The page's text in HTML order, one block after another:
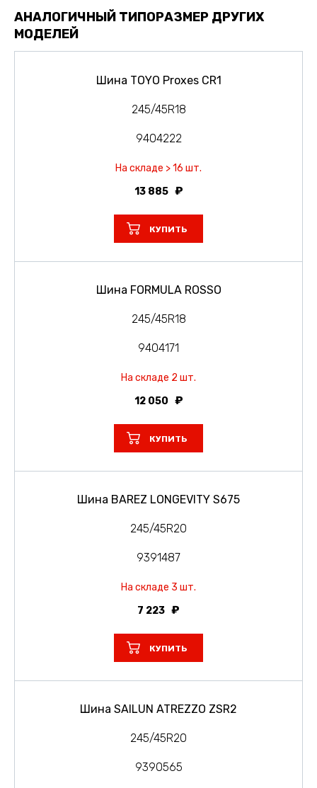
АНАЛОГИЧНЫЙ ТИПОРАЗМЕР ДРУГИХ
МОДЕЛЕЙ
Шина TOYO Proxes CR1
245/45R18
9404222
На складе > 16 шт.
13 885
КУПИТЬ
Шина FORMULA ROSSO
245/45R18
9404171
На складе 2 шт.
12 050
КУПИТЬ
Шина BAREZ LONGEVITY S675
245/45R20
9391487
На складе 3 шт.
7 223
КУПИТЬ
Шина SAILUN ATREZZO ZSR2
245/45R20
9390565